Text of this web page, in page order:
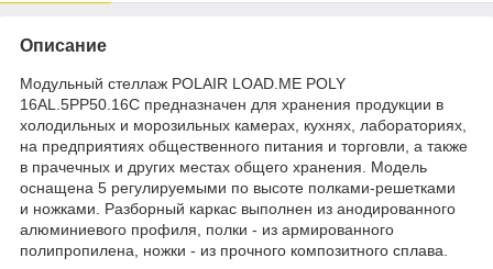
Описание
Модульный стеллаж POLAIR LOAD.ME POLY
16AL.5PP50.16C предназначен для хранения продукции в
холодильных и морозильных камерах, кухнях, лабораториях,
на предприятиях общественного питания и торговли, а также
в прачечных и других местах общего хранения. Модель
оснащена 5 регулируемыми по высоте полками-решетками
и ножками. Разборный каркас выполнен из анодированного
алюминиевого профиля, полки - из армированного
полипропилена, ножки - из прочного композитного сплава.